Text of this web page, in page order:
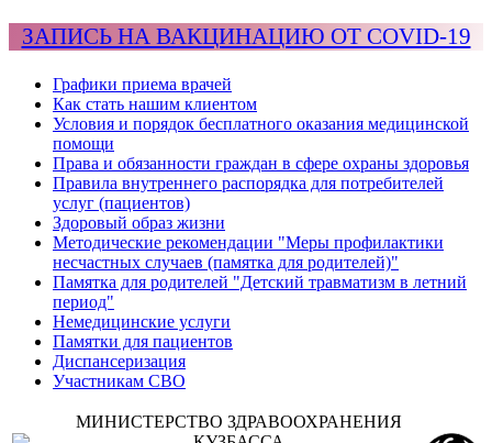
ЗАПИСЬ НА ВАКЦИНАЦИЮ ОТ COVID-19
Графики приема врачей
Как стать нашим клиентом
Условия и порядок бесплатного оказания медицинской
помощи
Права и обязанности граждан в сфере охраны здоровья
Правила внутреннего распорядка для потребителей
услуг (пациентов)
Здоровый образ жизни
Методические рекомендации "Меры профилактики
несчастных случаев (памятка для родителей)"
Памятка для родителей "Детский травматизм в летний
период"
Немедицинские услуги
Памятки для пациентов
Диспансеризация
Участникам СВО
МИНИСТЕРСТВО ЗДРАВООХРАНЕНИЯ